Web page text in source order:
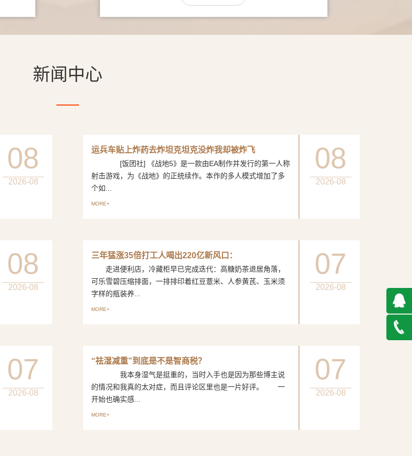
新闻中心
08
2026-08
运兵车贴上炸药去炸坦克坦克没炸我却被炸飞
[饭团社] 《战地5》是一款由EA制作并发行的第一人称
射击游戏，为《战地》的正统续作。本作的多人模式增加了多
个如...
MORE+
08
2026-08
08
2026-08
三年猛涨35倍打工人喝出220亿新风口：
走进便利店，冷藏柜早已完成迭代：高糖奶茶退居角落，
可乐雪碧压缩排面，一排排印着红豆薏米、人参黄芪、玉米须
字样的瓶装养...
MORE+
07
2026-08
07
2026-08
“祛湿减重”到底是不是智商税？
我本身湿气是挺重的，当时入手也是因为那些博主说
的情况和我真的太对症，而且评论区里也是一片好评。 一
开始也确实感...
MORE+
07
2026-08
QQ在